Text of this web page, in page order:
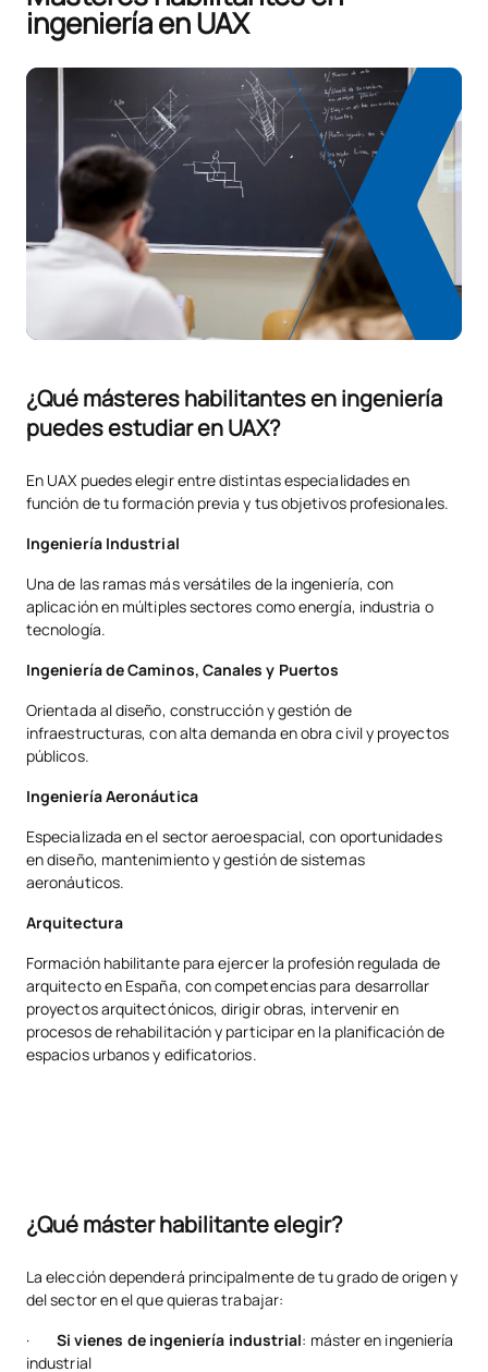
ingeniería en UAX
¿Qué másteres habilitantes en ingeniería
puedes estudiar en UAX?
En UAX puedes elegir entre distintas especialidades en
función de tu formación previa y tus objetivos profesionales.
Ingeniería Industrial
Una de las ramas más versátiles de la ingeniería, con
aplicación en múltiples sectores como energía, industria o
tecnología.
Ingeniería de Caminos, Canales y Puertos
Orientada al diseño, construcción y gestión de
infraestructuras, con alta demanda en obra civil y proyectos
públicos.
Ingeniería Aeronáutica
Especializada en el sector aeroespacial, con oportunidades
en diseño, mantenimiento y gestión de sistemas
aeronáuticos.
Arquitectura
Formación habilitante para ejercer la profesión regulada de
arquitecto en España, con competencias para desarrollar
proyectos arquitectónicos, dirigir obras, intervenir en
procesos de rehabilitación y participar en la planificación de
espacios urbanos y edificatorios.
¿Qué máster habilitante elegir?
La elección dependerá principalmente de tu grado de origen y
del sector en el que quieras trabajar:
· Si vienes de ingeniería industrial: máster en ingeniería
industrial